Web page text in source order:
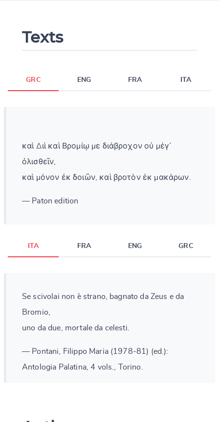
Texts
GRC ENG FRA ITA
καὶ Διὶ καὶ Βρομίῳ με διάβροχον οὐ μέγ᾽
ὀλισθεῖν,
καὶ μόνον ἐκ δοιῶν, καὶ βροτὸν ἐκ μακάρων.
— Paton edition
ITA FRA ENG GRC
Se scivolai non è strano, bagnato da Zeus e da
Bromio,
uno da due, mortale da celesti.
— Pontani, Filippo Maria (1978-81) (ed.):
Antologia Palatina, 4 vols., Torino.